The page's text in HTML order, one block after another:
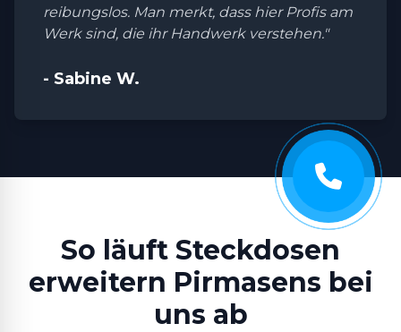
reibungslos. Man merkt, dass hier Profis am
Werk sind, die ihr Handwerk verstehen."
- Sabine W.
So läuft Steckdosen
erweitern Pirmasens bei
uns ab